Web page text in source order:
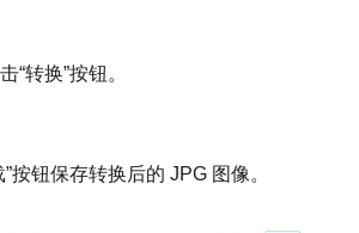
“转换”按钮。
按钮保存转换后的 JPG 图像。